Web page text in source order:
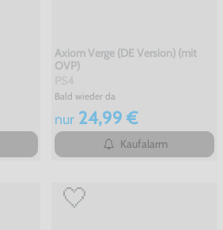
Axiom Verge (DE Version) (mit
OVP)
Bald wieder da
nur24,99 €
Kaufalarm